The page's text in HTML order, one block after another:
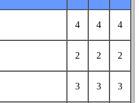
4 4 4
2 2 2
3 3 3